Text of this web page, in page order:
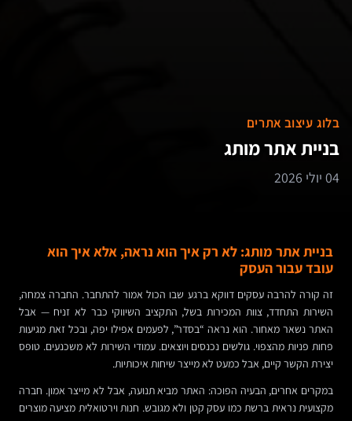
בלוג עיצוב אתרים
בניית אתר מותג
04 יולי 2026
בניית אתר מותג: לא רק איך הוא נראה, אלא איך הוא
עובד עבור העסק
זה קורה להרבה עסקים דווקא ברגע שבו הכול אמור להתחבר. החברה צמחה,
השירות התחדד, צוות המכירות בשל, התקציב השיווקי כבר לא זניח — אבל
האתר נשאר מאחור. הוא נראה “בסדר”, לפעמים אפילו יפה, ובכל זאת מגיעות
פחות פניות מהצפוי. גולשים נכנסים ויוצאים. עמודי השירות לא משכנעים. טופס
יצירת הקשר קיים, אבל כמעט לא מייצר שיחות איכותיות.
במקרים אחרים, הבעיה הפוכה: האתר מביא תנועה, אבל לא מייצר אמון. חברה
מקצועית נראית ברשת כמו עסק קטן ולא מגובש. חנות וירטואלית מציעה מוצרים